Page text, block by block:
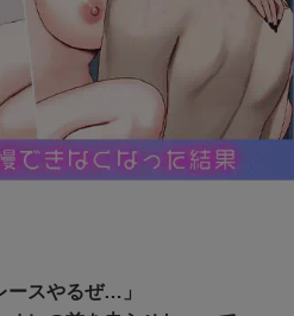
スやるぜ…」